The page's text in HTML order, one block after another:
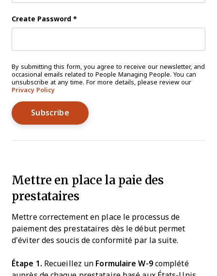
Create Password *
By submitting this form, you agree to receive our newsletter, and
occasional emails related to People Managing People. You can
unsubscribe at any time. For more details, please review our
Privacy Policy
Mettre en place la paie des
prestataires
Mettre correctement en place le processus de
paiement des prestataires dès le début permet
d’éviter des soucis de conformité par la suite.
Étape 1. Recueillez un Formulaire W-9complété